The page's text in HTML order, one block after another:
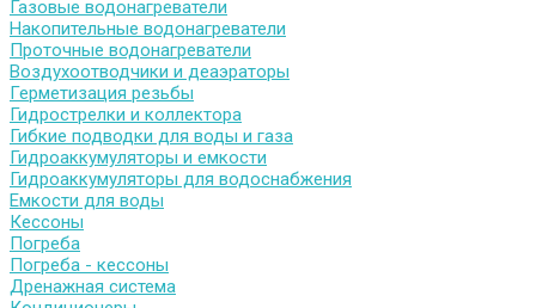
Газовые водонагреватели
Накопительные водонагреватели
Проточные водонагреватели
Воздухоотводчики и деаэраторы
Герметизация резьбы
Гидрострелки и коллектора
Гибкие подводки для воды и газа
Гидроаккумуляторы и емкости
Гидроаккумуляторы для водоснабжения
Емкости для воды
Кессоны
Погреба
Погреба - кессоны
Дренажная система